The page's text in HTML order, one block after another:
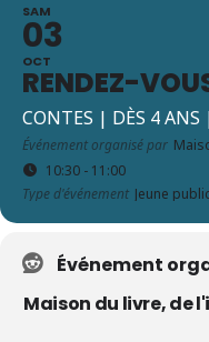
SAM
03
OCT
RENDEZ-
CONTES | DÈS 4
Événement organisé par
10:30 - 11:00
Type d'événement Jeune public
Événement
Maison du livre, de